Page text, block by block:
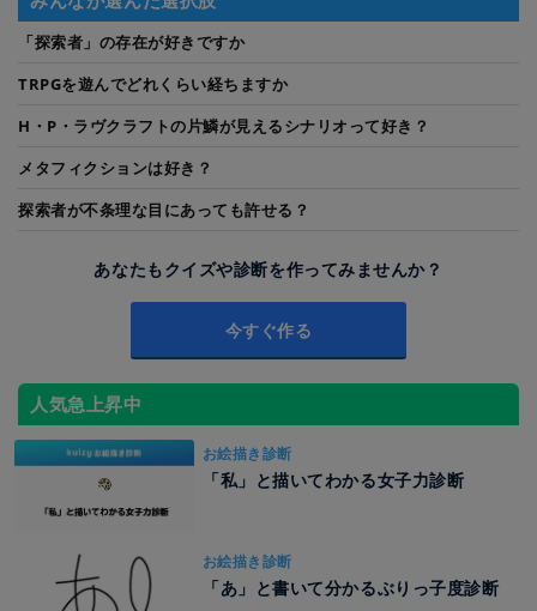
「探索者」の存在が好きですか
TRPGを遊んでどれくらい経ちますか
H・P・ラヴクラフトの片鱗が見えるシナリオって好き？
メタフィクションは好き？
探索者が不条理な目にあっても許せる？
あなたもクイズや診断を作ってみませんか？
今すぐ作る
人気急上昇中
お絵描き診断
「私」と描いてわかる女子力診断
お絵描き診断
「あ」と書いて分かるぶりっ子度診断